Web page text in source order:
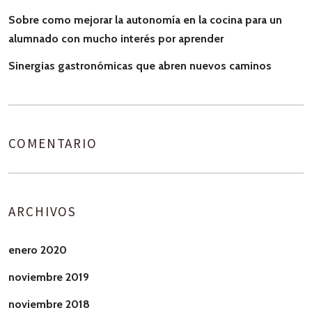
Sobre como mejorar la autonomía en la cocina para un
alumnado con mucho interés por aprender
Sinergias gastronómicas que abren nuevos caminos
COMENTARIO
ARCHIVOS
enero 2020
noviembre 2019
noviembre 2018